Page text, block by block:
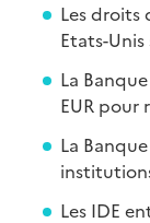
Les droits
Etats-
La
EUR pour
La
Les IDE